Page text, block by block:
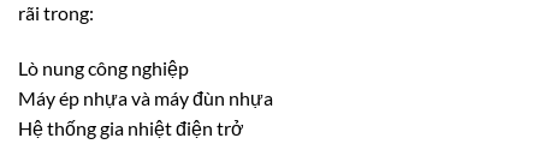
rãi trong:
Lò nung công nghiệp
Máy ép nhựa và máy đùn nhựa
Hệ thống gia nhiệt điện trở